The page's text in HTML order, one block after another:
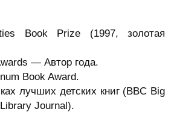
Book Prize (1997, золотая
— Автор года.
Book Award.
лучших детских книг (BBC Big
Journal).